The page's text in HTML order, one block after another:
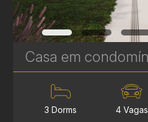
3 Dorms 4 Vagas